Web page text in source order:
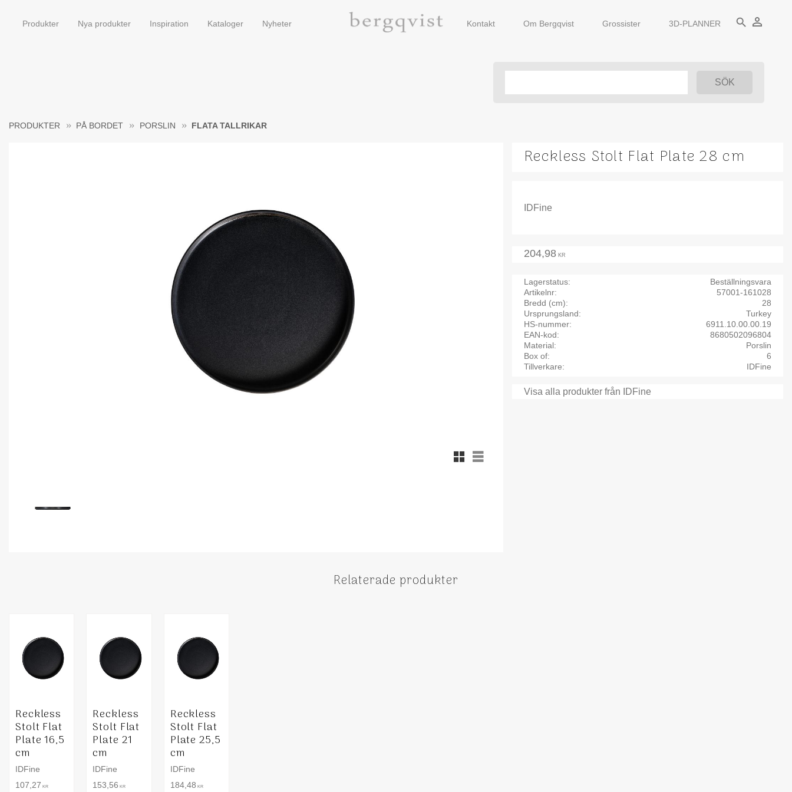
Produkter Nya produkter Inspiration Kataloger Nyheter Kontakt Om Bergqvist Grossister 3D-PLANNER search person_outline
PRODUKTER PÅ BORDET PORSLIN FLATA TALLRIKAR
Reckless Stolt Flat Plate 28 cm
IDFine
Rutnätsvy
Listvy
204,98 KR
Lagerstatus
Beställningsvara
Artikelnr
57001-161028
Bredd (cm)
28
Ursprungsland
Turkey
HS-nummer
6911.10.00.00.19
EAN-kod
8680502096804
Material
Porslin
Box of
6
Tillverkare
IDFine
Visa alla produkter från IDFine
Relaterade produkter
Reckless
Stolt Flat
Plate 16,5
cm
IDFine
107,27 KR
Reckless
Stolt Flat
Plate 21
cm
IDFine
153,56 KR
Reckless
Stolt Flat
Plate 25,5
cm
IDFine
184,48 KR